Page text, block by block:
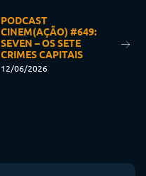
PODCAST
CINEM(AÇÃO) #649:
SEVEN – OS SETE
CRIMES CAPITAIS
12/06/2026